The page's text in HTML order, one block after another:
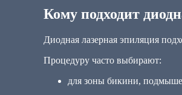
Кому подходит
Диодная лазерная эпиляция
Процедуру часто выбирают:
для зоны бикини,